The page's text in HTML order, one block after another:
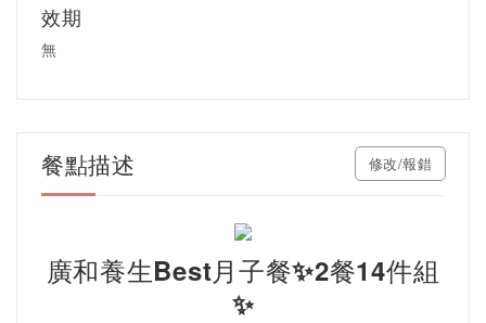
效期
無
餐點描述 修改/報錯
廣和養生Best月子餐✨2餐14件組
✨